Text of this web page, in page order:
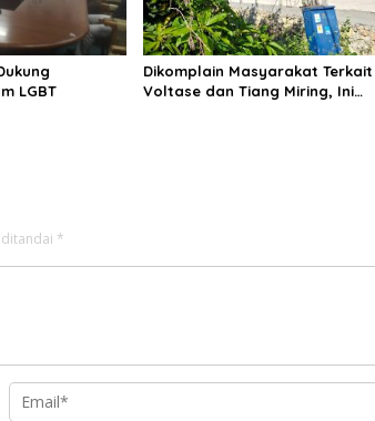
LGBT
Dikomplain Masyarakat Terkait
Voltase dan Tiang Miring, Ini
ditandai *